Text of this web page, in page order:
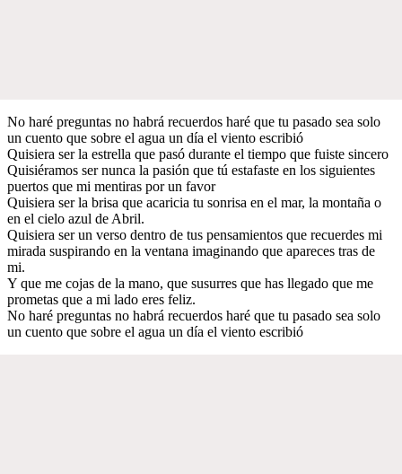
No haré preguntas no habrá recuerdos haré que tu pasado sea solo
un cuento que sobre el agua un día el viento escribió
Quisiera ser la estrella que pasó durante el tiempo que fuiste sincero
Quisiéramos ser nunca la pasión que tú estafaste en los siguientes
puertos que mi mentiras por un favor
Quisiera ser la brisa que acaricia tu sonrisa en el mar, la montaña o
en el cielo azul de Abril.
Quisiera ser un verso dentro de tus pensamientos que recuerdes mi
mirada suspirando en la ventana imaginando que apareces tras de
mi.
Y que me cojas de la mano, que susurres que has llegado que me
prometas que a mi lado eres feliz.
No haré preguntas no habrá recuerdos haré que tu pasado sea solo
un cuento que sobre el agua un día el viento escribió